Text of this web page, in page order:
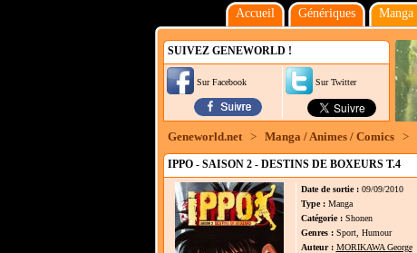
Accueil Génériques Manga
SUIVEZ GENEWORLD !
Sur Facebook Sur Twitter
Geneworld.net > Manga / Animes / Comics >
IPPO - SAISON 2 - DESTINS DE BOXEURS T.4
Date de sortie :09/09/2010
Type : Manga
Catégorie :Shonen
Genres :Sport, Humour
Auteur : MORIKAWA George